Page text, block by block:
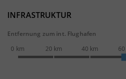
INFRASTRUKTUR
Entfernung zum int. Flughafen
0 km
20 km 40 km